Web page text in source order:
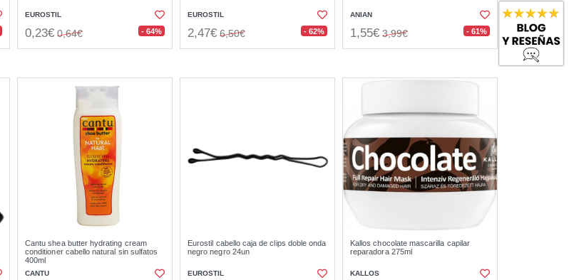
EUROSTIL
0,23€ 0,64€ - 64%
EUROSTIL
2,47€ 6,50€ - 62%
ANIAN
1,55€ 3,99€ - 61%
Cantu shea butter hydrating cream
conditioner cabello natural sin sulfatos
400ml
CANTU
Eurostil cabello caja de clips doble onda
negro negro 24un
EUROSTIL
Kallos chocolate mascarilla capilar
reparadora 275ml
KALLOS